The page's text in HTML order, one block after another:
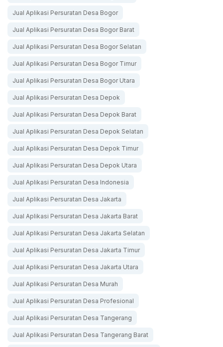
Jual Aplikasi Persuratan Desa Bogor
Jual Aplikasi Persuratan Desa Bogor Barat
Jual Aplikasi Persuratan Desa Bogor Selatan
Jual Aplikasi Persuratan Desa Bogor Timur
Jual Aplikasi Persuratan Desa Bogor Utara
Jual Aplikasi Persuratan Desa Depok
Jual Aplikasi Persuratan Desa Depok Barat
Jual Aplikasi Persuratan Desa Depok Selatan
Jual Aplikasi Persuratan Desa Depok Timur
Jual Aplikasi Persuratan Desa Depok Utara
Jual Aplikasi Persuratan Desa Indonesia
Jual Aplikasi Persuratan Desa Jakarta
Jual Aplikasi Persuratan Desa Jakarta Barat
Jual Aplikasi Persuratan Desa Jakarta Selatan
Jual Aplikasi Persuratan Desa Jakarta Timur
Jual Aplikasi Persuratan Desa Jakarta Utara
Jual Aplikasi Persuratan Desa Murah
Jual Aplikasi Persuratan Desa Profesional
Jual Aplikasi Persuratan Desa Tangerang
Jual Aplikasi Persuratan Desa Tangerang Barat